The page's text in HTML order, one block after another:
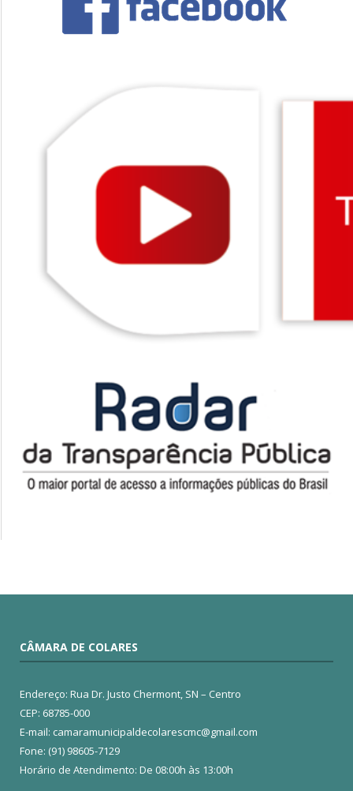
CÂMARA DE COLARES
Endereço: Rua Dr. Justo Chermont, SN – Centro
CEP: 68785-000
E-mail: camaramunicipaldecolarescmc@gmail.com
Fone: (91) 98605-7129
Horário de Atendimento: De 08:00h às 13:00h